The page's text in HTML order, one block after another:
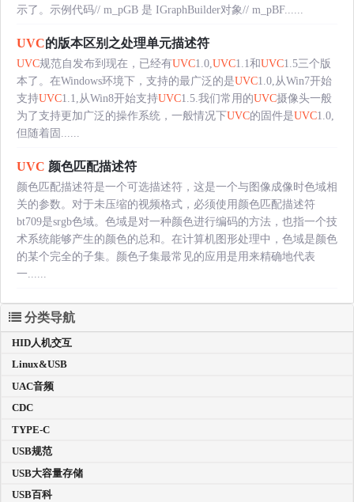
示了。示例代码// m_pGB 是 IGraphBuilder对象// m_pBF......
UVC的版本区别之处理单元描述符
UVC规范自发布到现在，已经有UVC1.0, UVC1.1和UVC1.5三个版
本了。在Windows环境下，支持的最广泛的是UVC1.0,从Win7开始
支持UVC1.1,从Win8开始支持UVC1.5.我们常用的UVC摄像头一般
为了支持更加广泛的操作系统，一般情况下UVC的固件是UVC1.0,
但随着固......
UVC 颜色匹配描述符
颜色匹配描述符是一个可选描述符，这是一个与图像成像时色域相
关的参数。对于未压缩的视频格式，必须使用颜色匹配描述符
bt709是srgb色域。色域是对一种颜色进行编码的方法，也指一个技
术系统能够产生的颜色的总和。在计算机图形处理中，色域是颜色
的某个完全的子集。颜色子集最常见的应用是用来精确地代表
一......
分类导航
HID人机交互
Linux&USB
UAC音频
CDC
TYPE-C
USB规范
USB大容量存储
USB百科